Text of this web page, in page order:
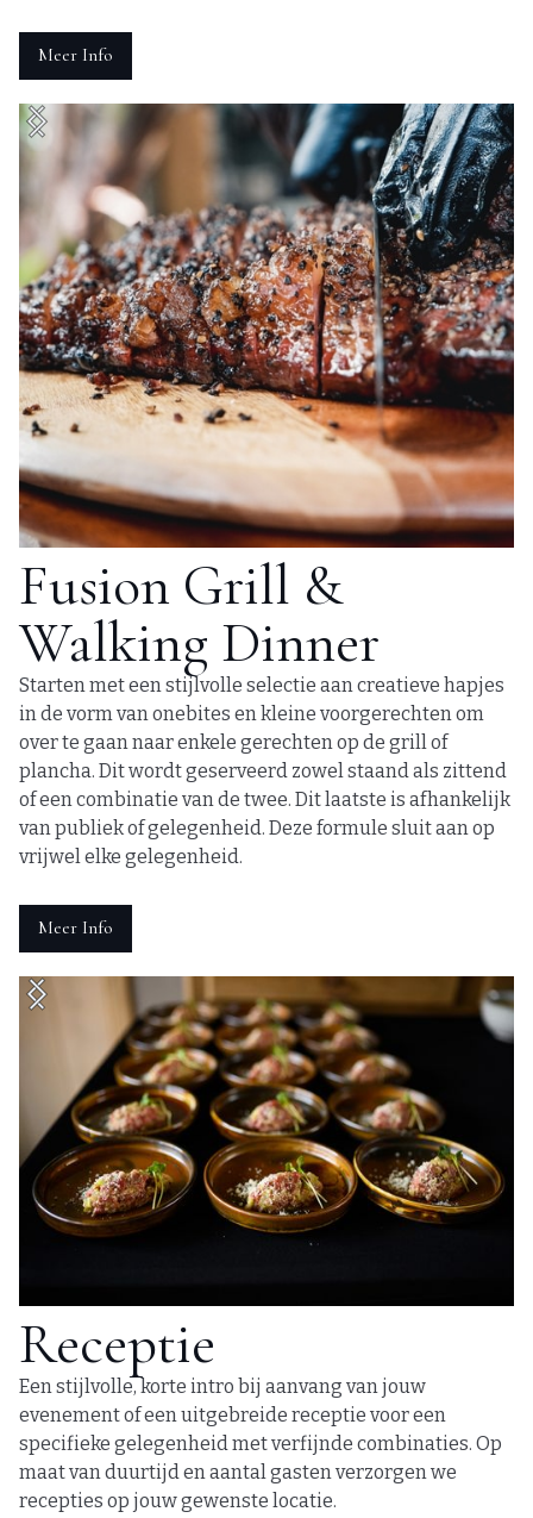
Meer Info
Fusion Grill &
Walking Dinner
Starten met een stijlvolle selectie aan creatieve hapjes
in de vorm van onebites en kleine voorgerechten om
over te gaan naar enkele gerechten op de grill of
plancha. Dit wordt geserveerd zowel staand als zittend
of een combinatie van de twee. Dit laatste is afhankelijk
van publiek of gelegenheid. Deze formule sluit aan op
vrijwel elke gelegenheid.
Meer Info
Receptie
Een stijlvolle, korte intro bij aanvang van jouw
evenement of een uitgebreide receptie voor een
specifieke gelegenheid met verfijnde combinaties. Op
maat van duurtijd en aantal gasten verzorgen we
recepties op jouw gewenste locatie.